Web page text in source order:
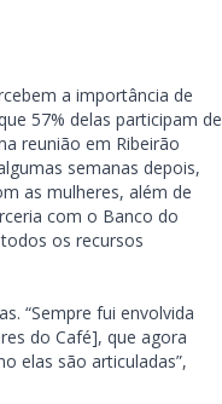
a importância de
57% delas participam de
reunião em Ribeirão
semanas depois,
as mulheres, além de
com o Banco do
os recursos
“Sempre fui envolvida
do Café], que agora
elas são articuladas”,